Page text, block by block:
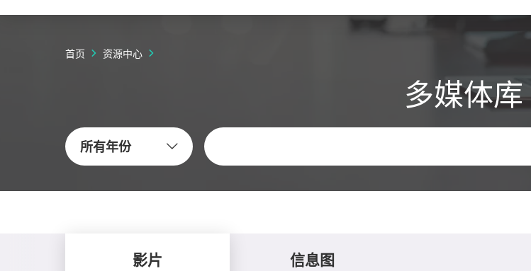
首页 资源中心
多媒体库
所有年份
关键字
影片 信息图